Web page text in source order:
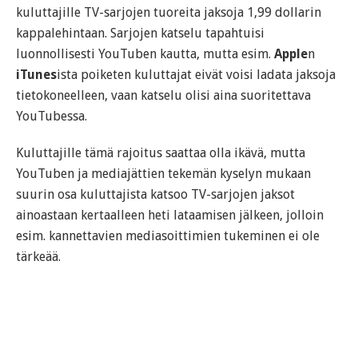
kuluttajille TV-sarjojen tuoreita jaksoja 1,99 dollarin
kappalehintaan. Sarjojen katselu tapahtuisi
luonnollisesti YouTuben kautta, mutta esim. Applen
iTunesista poiketen kuluttajat eivät voisi ladata jaksoja
tietokoneelleen, vaan katselu olisi aina suoritettava
YouTubessa.
Kuluttajille tämä rajoitus saattaa olla ikävä, mutta
YouTuben ja mediajättien tekemän kyselyn mukaan
suurin osa kuluttajista katsoo TV-sarjojen jaksot
ainoastaan kertaalleen heti lataamisen jälkeen, jolloin
esim. kannettavien mediasoittimien tukeminen ei ole
tärkeää.